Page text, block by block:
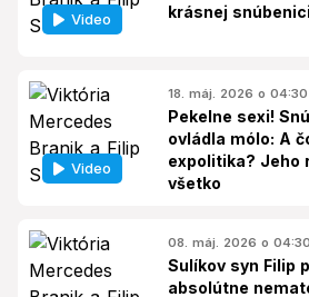
Video
krásnej
Video
18. máj. 2026 o 04:30
Pekelne sexi!
ovládla mólo: A
expolitika? Jeho
všetko
08. máj. 2026 o 04:30
Sulíkov syn Filip
absolútne